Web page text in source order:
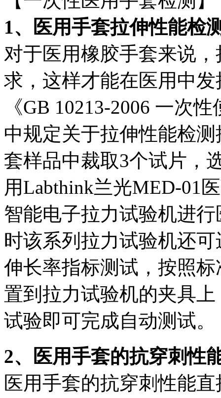
1、医用手套拉伸性能检
对于医用橡胶手套来说
求，这样才能在医用中
《GB 10213-2006 一次
中规定关于拉伸性能检
套样品中裁取3个试片，
用Labthink兰光MED-01
智能电子拉力试验机进
时该系列拉力试验机还
伸长率指标测试，按照
置到拉力试验机的夹具
试验即可完成自动测试。
2、医用手套的抗穿刺性
医用手套的抗穿刺性能